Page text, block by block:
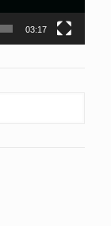
03:17